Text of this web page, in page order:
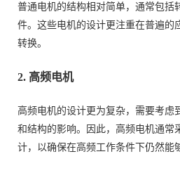
普通电机的结构相对简单，通常包括
件。这些电机的设计更注重在普遍的
转换。
2. 高频电机
高频电机的设计更为复杂，需要考虑
和结构的影响。因此，高频电机通常
计，以确保在高频工作条件下仍然能